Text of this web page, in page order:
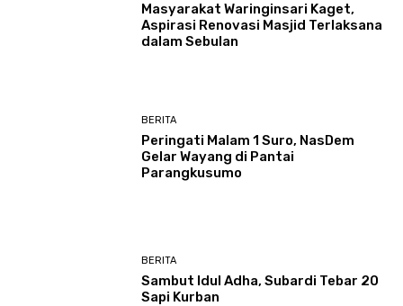
Masyarakat Waringinsari Kaget,
Aspirasi Renovasi Masjid Terlaksana
dalam Sebulan
BERITA
Peringati Malam 1 Suro, NasDem
Gelar Wayang di Pantai
Parangkusumo
BERITA
Sambut Idul Adha, Subardi Tebar 20
Sapi Kurban